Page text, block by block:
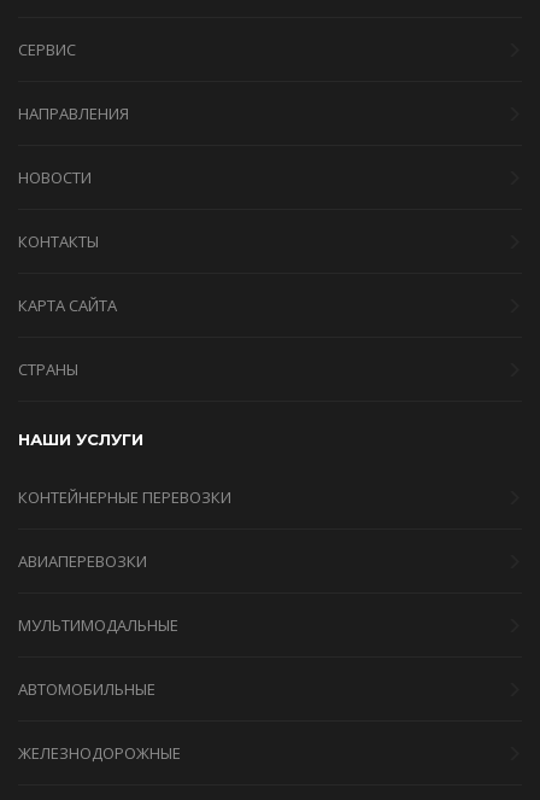
СЕРВИС
НАПРАВЛЕНИЯ
НОВОСТИ
КОНТАКТЫ
КАРТА САЙТА
СТРАНЫ
НАШИ УСЛУГИ
КОНТЕЙНЕРНЫЕ ПЕРЕВОЗКИ
АВИАПЕРЕВОЗКИ
МУЛЬТИМОДАЛЬНЫЕ
АВТОМОБИЛЬНЫЕ
ЖЕЛЕЗНОДОРОЖНЫЕ